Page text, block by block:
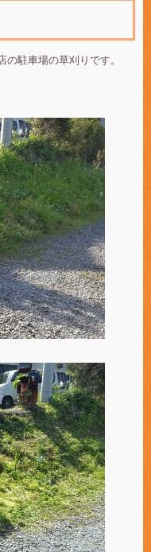
駐車場の草刈りです。